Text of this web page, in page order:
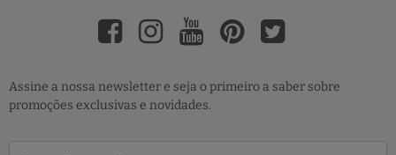
Assine a nossa newsletter e seja o primeiro a saber sobre
promoções exclusivas e novidades.